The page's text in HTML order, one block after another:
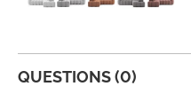
QUESTIONS (0)